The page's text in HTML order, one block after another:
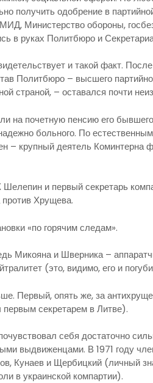
получить одобрение в
Министерство обороны,
в руках Политбюро и
и такой факт.
Политбюро – высшего
страной, – оставался почти
почетную пенсию его
больного. По
– крупный деятель Коминтерна
и первый секретарь
против Хрущева.
«по горячим следам».
Микояна и Шверника –
(это, видимо, его и
Первый, опять же, за
секретарем в Литве).
себя достаточно
выдвиженцами. В 1971 году
Кунаев и Щербицкий (личный
в украинской компартии).